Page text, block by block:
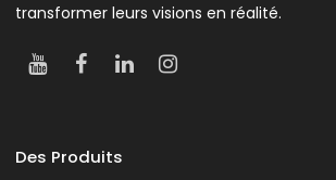
transformer leurs visions en réalité.
Des Produits